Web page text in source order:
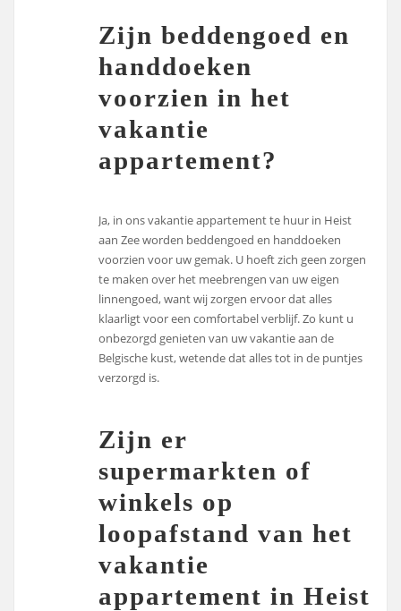
Zijn beddengoed en
handdoeken
voorzien in het
vakantie
appartement?
Ja, in ons vakantie appartement te huur in Heist
aan Zee worden beddengoed en handdoeken
voorzien voor uw gemak. U hoeft zich geen zorgen
te maken over het meebrengen van uw eigen
linnengoed, want wij zorgen ervoor dat alles
klaarligt voor een comfortabel verblijf. Zo kunt u
onbezorgd genieten van uw vakantie aan de
Belgische kust, wetende dat alles tot in de puntjes
verzorgd is.
Zijn er
supermarkten of
winkels op
loopafstand van het
vakantie
appartement in Heist